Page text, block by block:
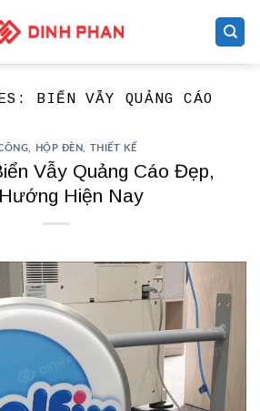
BIỂN VẪY QUẢNG CÁO
HỘP ĐÈN THIẾT KẾ
Vẫy Quảng Cáo Đẹp,
Hiện Nay